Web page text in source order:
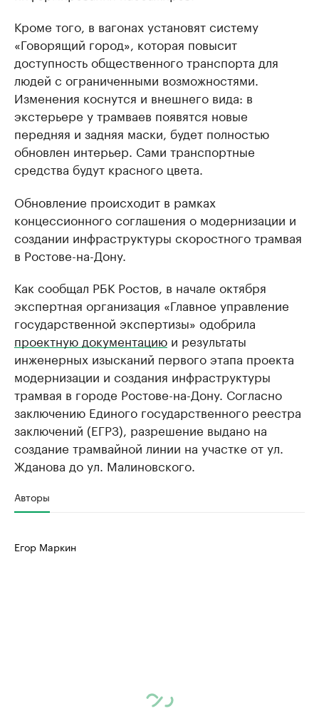
Кроме того, в вагонах установят систему
«Говорящий город», которая повысит
доступность общественного транспорта для
людей с ограниченными возможностями.
Изменения коснутся и внешнего вида: в
экстерьере у трамваев появятся новые
передняя и задняя маски, будет полностью
обновлен интерьер. Сами транспортные
средства будут красного цвета.
Обновление происходит в рамках
концессионного соглашения о модернизации и
создании инфраструктуры скоростного трамвая
в Ростове-на-Дону.
Как сообщал РБК Ростов, в начале октября
экспертная организация «Главное управление
государственной экспертизы» одобрила
проектную документацию и результаты
инженерных изысканий первого этапа проекта
модернизации и создания инфраструктуры
трамвая в городе Ростове-на-Дону. Согласно
заключению Единого государственного реестра
заключений (ЕГРЗ), разрешение выдано на
создание трамвайной линии на участке от ул.
Жданова до ул. Малиновского.
Авторы
Егор Маркин